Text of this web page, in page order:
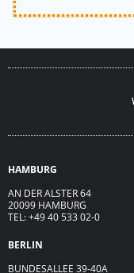
HAMBURG
AN DER ALSTER 64
20099 HAMBURG
TEL: +49 40 533 02-0
BERLIN
BUNDESALLEE 39-40A